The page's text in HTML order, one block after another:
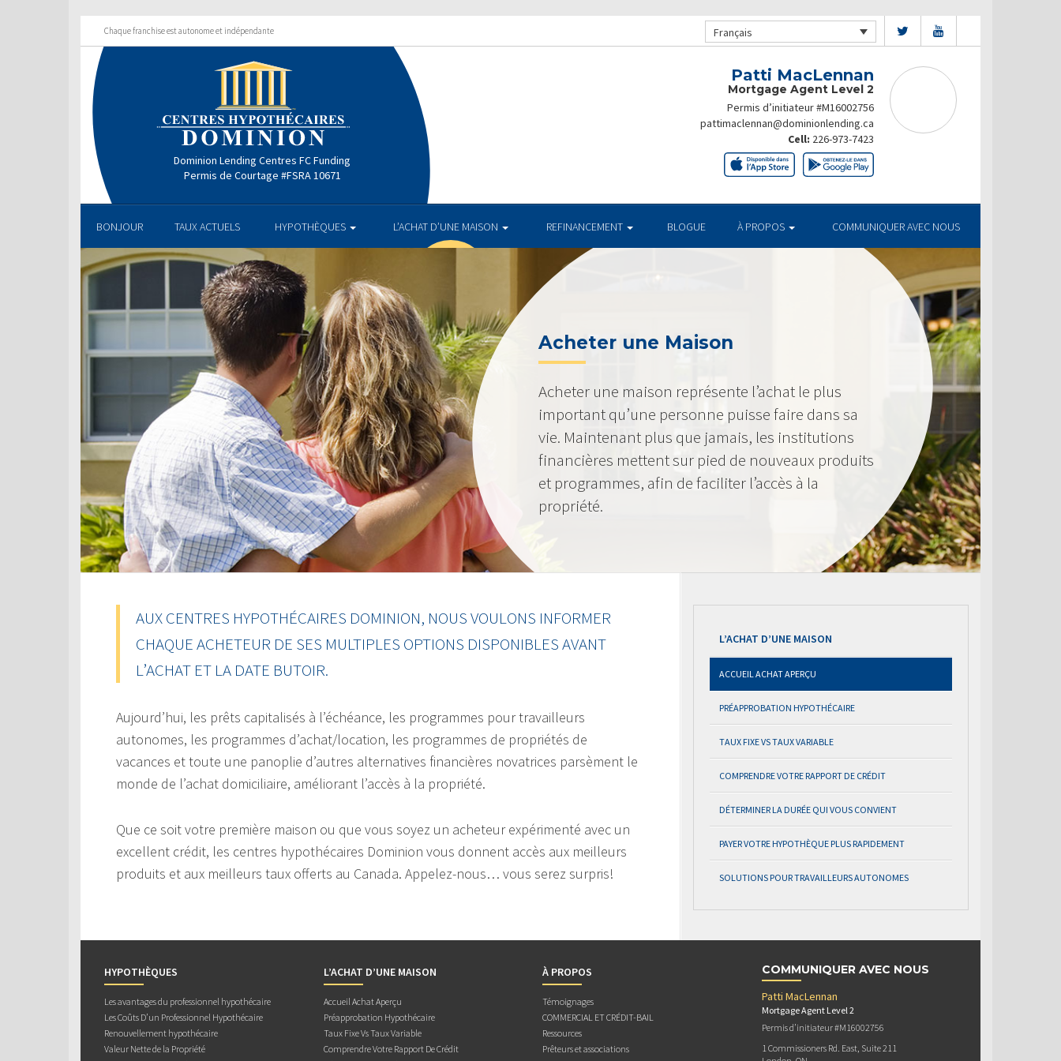
Chaque franchise est autonome et indépendante Français
Dominion Lending Centres FC Funding
Permis de Courtage #FSRA 10671
Patti MacLennan
Mortgage Agent Level 2
Permis d’initiateur #M16002756
pattimaclennan@dominionlending.ca
Cell: 226-973-7423
BONJOUR TAUX ACTUELS HYPOTHÈQUES L’ACHAT D’UNE MAISON REFINANCEMENT BLOGUE À PROPOS COMMUNIQUER AVEC NOUS
Acheter une Maison
Acheter une maison représente l’achat le plus
important qu’une personne puisse faire dans sa
vie. Maintenant plus que jamais, les institutions
financières mettent sur pied de nouveaux produits
et programmes, afin de faciliter l’accès à la
propriété.
AUX CENTRES HYPOTHÉCAIRES DOMINION, NOUS VOULONS INFORMER
CHAQUE ACHETEUR DE SES MULTIPLES OPTIONS DISPONIBLES AVANT
L’ACHAT ET LA DATE BUTOIR.
Aujourd’hui, les prêts capitalisés à l’échéance, les programmes pour travailleurs
autonomes, les programmes d’achat/location, les programmes de propriétés de
vacances et toute une panoplie d’autres alternatives financières novatrices parsèment le
monde de l’achat domiciliaire, améliorant l’accès à la propriété.
Que ce soit votre première maison ou que vous soyez un acheteur expérimenté avec un
excellent crédit, les centres hypothécaires Dominion vous donnent accès aux meilleurs
produits et aux meilleurs taux offerts au Canada. Appelez-nous… vous serez surpris!
L’ACHAT D’UNE MAISON
ACCUEIL ACHAT APERÇU
PRÉAPPROBATION HYPOTHÉCAIRE
TAUX FIXE VS TAUX VARIABLE
COMPRENDRE VOTRE RAPPORT DE CRÉDIT
DÉTERMINER LA DURÉE QUI VOUS CONVIENT
PAYER VOTRE HYPOTHÈQUE PLUS RAPIDEMENT
SOLUTIONS POUR TRAVAILLEURS AUTONOMES
HYPOTHÈQUES
Les avantages du professionnel hypothécaire
Les Coûts D’un Professionnel Hypothécaire
Renouvellement hypothécaire
Valeur Nette de la Propriété
L’ACHAT D’UNE MAISON
Accueil Achat Aperçu
Préapprobation Hypothécaire
Taux Fixe Vs Taux Variable
Comprendre Votre Rapport De Crédit
À PROPOS
Témoignages
COMMERCIAL ET CRÉDIT-BAIL
Ressources
Prêteurs et associations
COMMUNIQUER AVEC NOUS
Patti MacLennan
Mortgage Agent Level 2
Permis d’initiateur #M16002756
1 Commissioners Rd. East, Suite 211